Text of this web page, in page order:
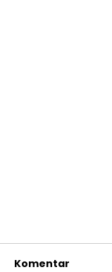
Komentar